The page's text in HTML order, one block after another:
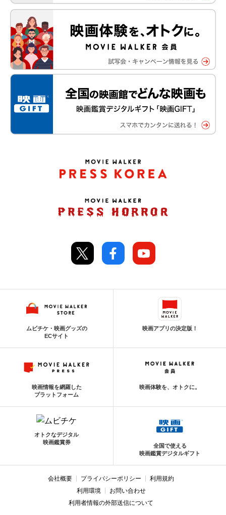
ムビチケ・映画グッズの
ECサイト
映画アプリの決定版！
映画情報を網羅した
プラットフォーム
映画体験を、オトクに。
オトクなデジタル
映画鑑賞券
全国で使える
映画鑑賞デジタルギフト
会社概要 プライバシーポリシー
利用規約
利用環境
お問い合わせ
利用者情報の外部送信について